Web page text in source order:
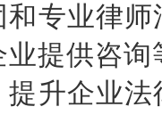
和专业律师
业提供咨
提升企业